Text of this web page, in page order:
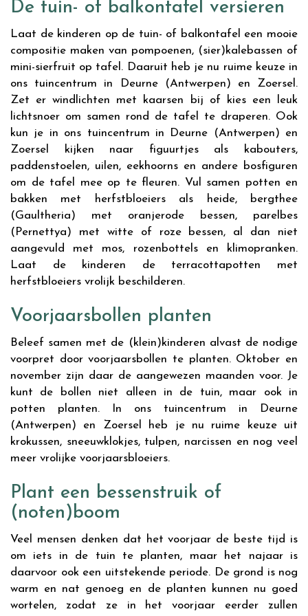
De tuin- of balkontafel versieren
Laat de kinderen op de tuin- of balkontafel een mooie
compositie maken van pompoenen, (sier)kalebassen of
mini-sierfruit op tafel. Daaruit heb je nu ruime keuze in
ons tuincentrum in Deurne (Antwerpen) en Zoersel.
Zet er windlichten met kaarsen bij of kies een leuk
lichtsnoer om samen rond de tafel te draperen. Ook
kun je in ons tuincentrum in Deurne (Antwerpen) en
Zoersel kijken naar figuurtjes als kabouters,
paddenstoelen, uilen, eekhoorns en andere bosfiguren
om de tafel mee op te fleuren. Vul samen potten en
bakken met herfstbloeiers als heide, bergthee
(Gaultheria) met oranjerode bessen, parelbes
(Pernettya) met witte of roze bessen, al dan niet
aangevuld met mos, rozenbottels en klimopranken.
Laat de kinderen de terracottapotten met
herfstbloeiers vrolijk beschilderen.
Voorjaarsbollen planten
Beleef samen met de (klein)kinderen alvast de nodige
voorpret door voorjaarsbollen te planten. Oktober en
november zijn daar de aangewezen maanden voor. Je
kunt de bollen niet alleen in de tuin, maar ook in
potten planten. In ons tuincentrum in Deurne
(Antwerpen) en Zoersel heb je nu ruime keuze uit
krokussen, sneeuwklokjes, tulpen, narcissen en nog veel
meer vrolijke voorjaarsbloeiers.
Plant een bessenstruik of
(noten)boom
Veel mensen denken dat het voorjaar de beste tijd is
om iets in de tuin te planten, maar het najaar is
daarvoor ook een uitstekende periode. De grond is nog
warm en nat genoeg en de planten kunnen nu goed
wortelen, zodat ze in het voorjaar eerder zullen